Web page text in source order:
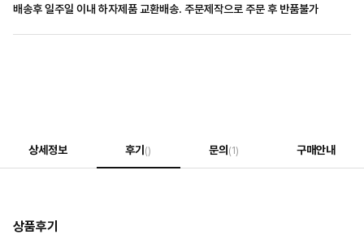
배송후 일주일 이내 하자제품 교환배송. 주문제작으로 주문 후 반품불가
상세정보 후기 () 문의 (1) 구매안내
상품후기